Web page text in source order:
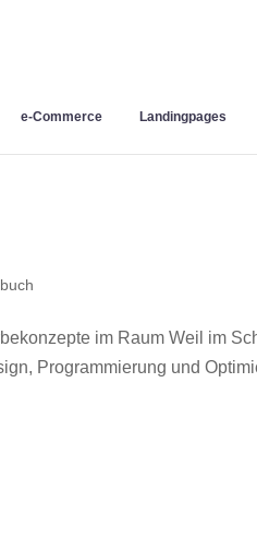
e-Commerce Landingpages
im Raum Weil im
Programmierung und